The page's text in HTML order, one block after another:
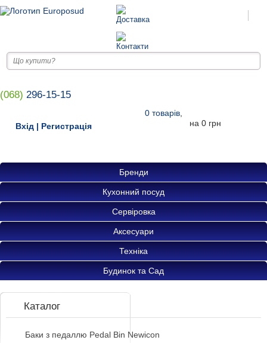
(068) 296-15-15
0товарів,
на 0 грн
Вхід | Регистрація
Бренди
Кухонний посуд
Сервіровка
Аксесуари
Техніка
Будинок та Сад
Каталог
Баки з педаллю Pedal Bin Newicon